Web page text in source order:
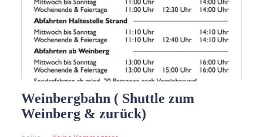
Weinbergbahn ( Shuttle zum
Weinberg & zurück)